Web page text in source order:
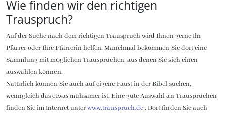
Wie finden wir den richtigen
Trauspruch?
Auf der Suche nach dem richtigen Trauspruch wird Ihnen gerne Ihr
Pfarrer oder Ihre Pfarrerin helfen. Manchmal bekommen Sie dort eine
Sammlung mit möglichen Trausprüchen, aus denen Sie sich einen
auswählen können.
Natürlich können Sie auch auf eigene Faust in der Bibel suchen,
wenngleich das etwas mühsamer ist. Eine gute Auswahl an Trausprüchen
finden Sie im Internet unterwww.trauspruch.de. Dort finden Sie auch